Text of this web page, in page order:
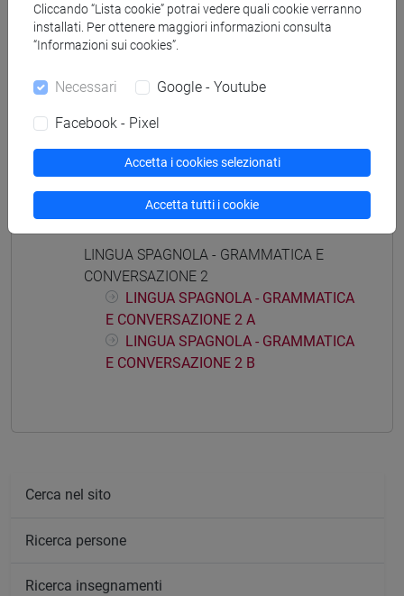
Struttura generale dell'insegnamento
LINGUA SPAGNOLA (ESAME)
LINGUA SPAGNOLA - ESAME
LINGUA SPAGNOLA - GRAMMATICA E
LINGUA SPAGNOLA - GRAMMATICA
LINGUA SPAGNOLA - GRAMMATICA
LINGUA SPAGNOLA - GRAMMATICA E
CONVERSAZIONE 2
LINGUA SPAGNOLA - GRAMMATICA
E CONVERSAZIONE 2 A
LINGUA SPAGNOLA - GRAMMATICA
E CONVERSAZIONE 2 B
Cerca nel sito
Ricerca persone
Ricerca insegnamenti
Cliccando “Lista cookie” potrai vedere quali cookie verranno
installati. Per ottenere maggiori informazioni consulta
“Informazioni sui cookies”.
Necessari Google - Youtube
Facebook - Pixel
Accetta i cookies selezionati
Accetta tutti i cookie